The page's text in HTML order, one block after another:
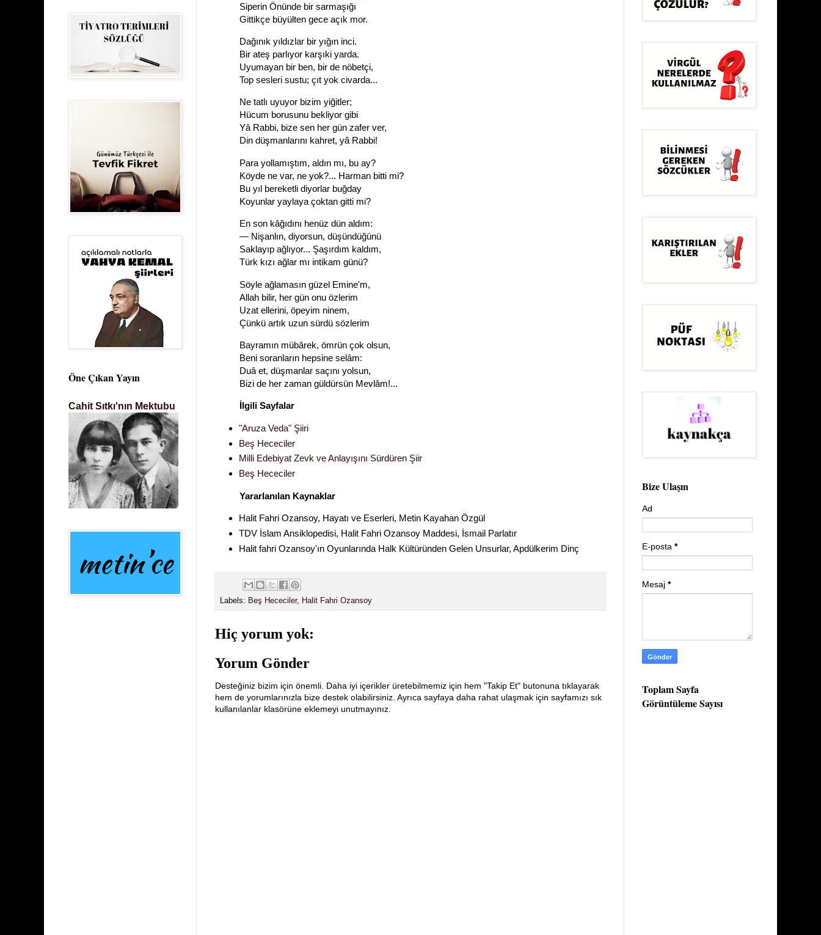
Siperin Önünde bir sarmaşığı
Gittikçe büyülten gece açık mor.
Dağınık yıldızlar bir yığın inci.
Bir ateş parlıyor karşıki yarda.
Uyumayan bir ben, bir de nöbetçi,
Top sesleri sustu; çıt yok civarda...
Ne tatlı uyuyor bizim yiğitler;
Hücum borusunu bekliyor gibi
Yâ Rabbi, bize sen her gün zafer ver,
Din düşmanlarını kahret, yâ Rabbi!
Para yollamıştım, aldın mı, bu ay?
Köyde ne var, ne yok?... Harman bitti mi?
Bu yıl bereketli diyorlar buğday
Koyunlar yaylaya çoktan gitti mi?
En son kâğıdını henüz dün aldım:
— Nişanlın, diyorsun, düşündüğünü
Saklayıp ağlıyor... Şaşırdım kaldım,
Türk kızı ağlar mı intikam günü?
Söyle ağlamasın güzel Emine'm,
Allah bilir, her gün onu özlerim
Uzat ellerini, öpeyim ninem,
Çünkü artık uzun sürdü sözlerim
Bayramın mübârek, ömrün çok olsun,
Beni soranların hepsine selâm:
Duâ et, düşmanlar saçını yolsun,
Bizi de her zaman güldürsün Mevlâm!...
İlgili Sayfalar
"Aruza Veda" Şiiri
Beş Hececiler
Milli Edebiyat Zevk ve Anlayışını Sürdüren Şiir
Beş Hececiler
Yararlanılan Kaynaklar
Halit Fahri Ozansoy, Hayatı ve Eserleri, Metin Kayahan Özgül
TDV İslam Ansiklopedisi, Halit Fahri Ozansoy Maddesi, İsmail Parlatır
Halit fahri Ozansoy'ın Oyunlarında Halk Kültüründen Gelen Unsurlar, Apdülkerim Dinç
Labels: Beş Hececiler, Halit Fahri Ozansoy
Hiç yorum yok:
Yorum Gönder
Desteğiniz bizim için önemli. Daha iyi içerikler üretebilmemiz için hem "Takip Et" butonuna tıklayarak
hem de yorumlarınızla bize destek olabilirsiniz. Ayrıca sayfaya daha rahat ulaşmak için sayfamızı sık
kullanılanlar klasörüne eklemeyi unutmayınız.
Öne Çıkan Yayın
Cahit Sıtkı'nın Mektubu
Bize Ulaşın
Ad
E-posta *
Mesaj *
Toplam Sayfa
Görüntüleme Sayısı